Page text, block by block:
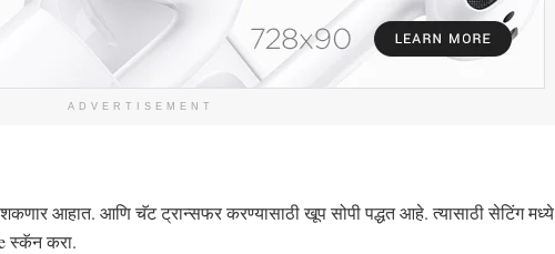
ADVERTISEMENT
आहात. आणि चॅट ट्रान्सफर करण्यासाठी खूप सोपी पद्धत आहे. त्यासाठी सेटिंग मध्ये
स्कॅन करा.